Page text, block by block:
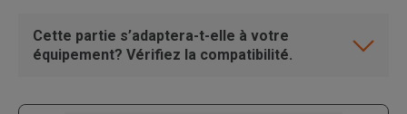
Cette partie s’adaptera-t-elle à votre
équipement? Vérifiez la compatibilité.